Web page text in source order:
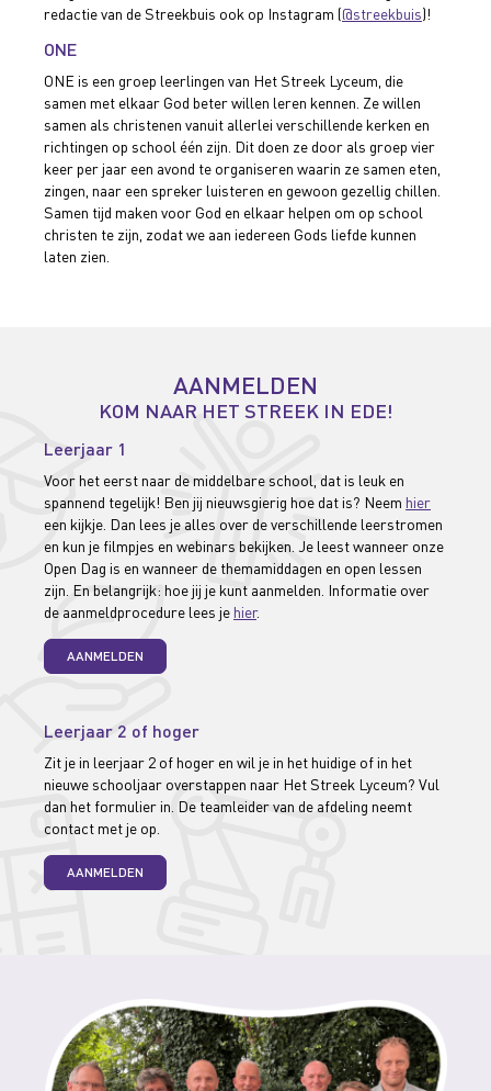
redactie van de Streekbuis ook op Instagram (@streekbuis)!
ONE
ONE is een groep leerlingen van Het Streek Lyceum, die
samen met elkaar God beter willen leren kennen. Ze willen
samen als christenen vanuit allerlei verschillende kerken en
richtingen op school één zijn. Dit doen ze door als groep vier
keer per jaar een avond te organiseren waarin ze samen eten,
zingen, naar een spreker luisteren en gewoon gezellig chillen.
Samen tijd maken voor God en elkaar helpen om op school
christen te zijn, zodat we aan iedereen Gods liefde kunnen
laten zien.
AANMELDEN
KOM NAAR HET STREEK IN EDE!
Leerjaar 1
Voor het eerst naar de middelbare school, dat is leuk en
spannend tegelijk! Ben jij nieuwsgierig hoe dat is? Neem hier
een kijkje. Dan lees je alles over de verschillende leerstromen
en kun je filmpjes en webinars bekijken. Je leest wanneer onze
Open Dag is en wanneer de themamiddagen en open lessen
zijn. En belangrijk: hoe jij je kunt aanmelden. Informatie over
de aanmeldprocedure lees je hier.
AANMELDEN
Leerjaar 2 of hoger
Zit je in leerjaar 2 of hoger en wil je in het huidige of in het
nieuwe schooljaar overstappen naar Het Streek Lyceum? Vul
dan het formulier in. De teamleider van de afdeling neemt
contact met je op.
AANMELDEN